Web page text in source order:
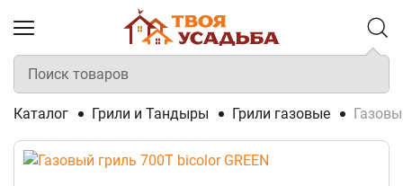
Каталог Грили и Тандыры Грили газовые